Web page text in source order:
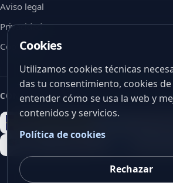
Aviso legal
Privacidad
Cookies
CON EL APOYO DE
Cookies
Utilizamos cookies técnicas
das tu consentimiento, cookies
entender cómo se usa la web y
contenidos y servicios.
Política de cookies
Rechazar